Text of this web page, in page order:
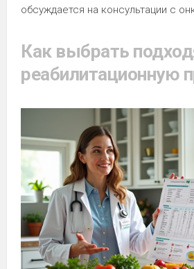
обсуждается на консультации с
Как выбрать
реабилитационную